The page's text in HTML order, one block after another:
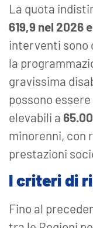
La quota
619,9 nel 2026
interventi sono
la
gravissima
possono
elevabili a
minorenni, con
prestazioni
I criteri di
Fino al